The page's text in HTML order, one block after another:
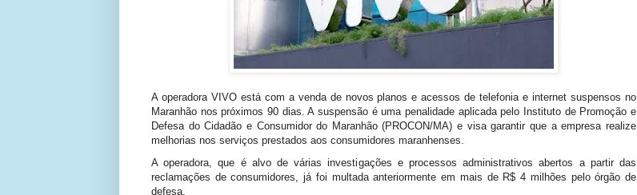
A operadora VIVO está com a venda de novos planos e acessos de telefonia e internet suspensos no
Maranhão nos próximos 90 dias. A suspensão é uma penalidade aplicada pelo Instituto de Promoção e
Defesa do Cidadão e Consumidor do Maranhão (PROCON/MA) e visa garantir que a empresa realize
melhorias nos serviços prestados aos consumidores maranhenses.
A operadora, que é alvo de várias investigações e processos administrativos abertos a partir das
reclamações de consumidores, já foi multada anteriormente em mais de R$ 4 milhões pelo órgão de
defesa.